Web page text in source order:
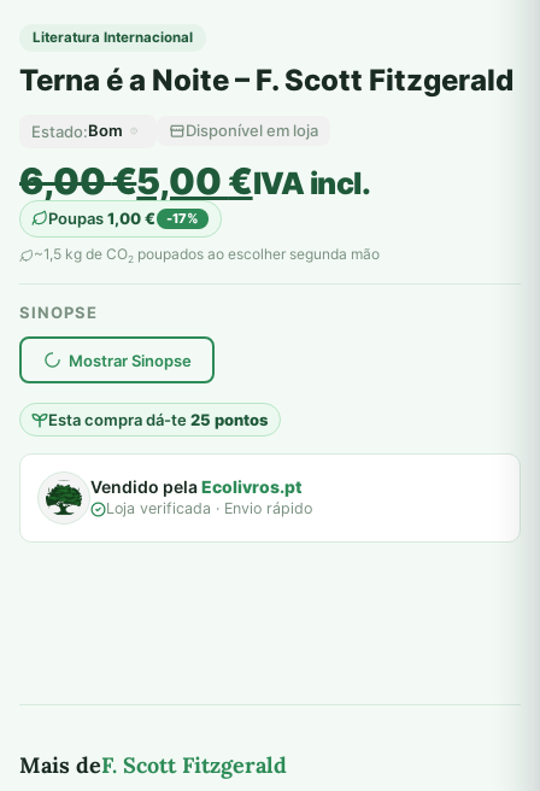
Literatura Internacional
Terna é a Noite – F. Scott Fitzgerald
Estado:Bom Disponível em loja
6,00€
O
preço
original
era:
6,00 €.
5,00€
O
preço
atual
é:
5,00 €.
IVA incl.
Poupas1,00€ -17%
~1,5 kg de CO2 poupados ao escolher segunda mão
SINOPSE
Mostrar Sinopse
Esta compra dá-te25 pontos
plantar árvores reais
Vendido pelaEcolivros.pt
Loja verificada · Envio rápido
Mais deF. Scott Fitzgerald